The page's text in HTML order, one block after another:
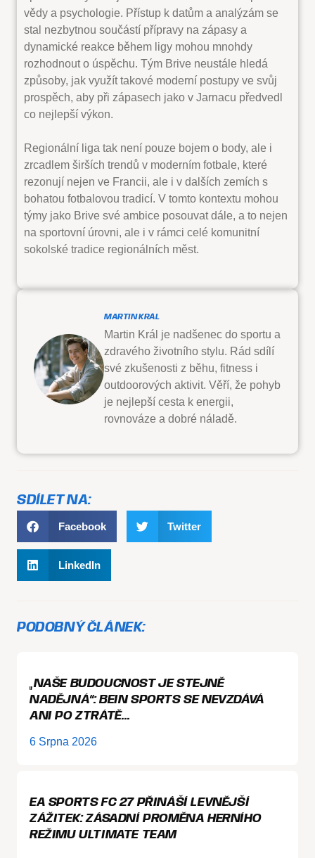
vědy a psychologie. Přístup k datům a analýzám se
stal nezbytnou součástí přípravy na zápasy a
dynamické reakce během ligy mohou mnohdy
rozhodnout o úspěchu. Tým Brive neustále hledá
způsoby, jak využít takové moderní postupy ve svůj
prospěch, aby při zápasech jako v Jarnacu předvedl
co nejlepší výkon.
Regionální liga tak není pouze bojem o body, ale i
zrcadlem širších trendů v moderním fotbale, které
rezonují nejen ve Francii, ale i v dalších zemích s
bohatou fotbalovou tradicí. V tomto kontextu mohou
týmy jako Brive své ambice posouvat dále, a to nejen
na sportovní úrovni, ale i v rámci celé komunitní
sokolské tradice regionálních měst.
MARTIN KRÁL
Martin Král je nadšenec do sportu a
zdravého životního stylu. Rád sdílí
své zkušenosti z běhu, fitness i
outdoorových aktivit. Věří, že pohyb
je nejlepší cesta k energii,
rovnováze a dobré náladě.
SDÍLET NA:
Facebook Twitter
LinkedIn
PODOBNÝ ČLÁNEK:
„NAŠE BUDOUCNOST JE STEJNĚ
NADĚJNÁ“: BEIN SPORTS SE NEVZDÁVÁ
ANI PO ZTRÁTĚ…
6 Srpna 2026
EA SPORTS FC 27 PŘINÁŠÍ LEVNĚJŠÍ
ZÁŽITEK: ZÁSADNÍ PROMĚNA HERNÍHO
REŽIMU ULTIMATE TEAM